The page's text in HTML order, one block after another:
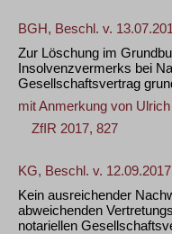
BGH, Beschl. v.
Zur Löschung im
Insolvenzvermerks bei
Gesellschaftsvertrag
mit Anmerkung von
ZfIR 2017, 827
KG, Beschl. v.
Kein ausreichender
abweichenden
notariellen